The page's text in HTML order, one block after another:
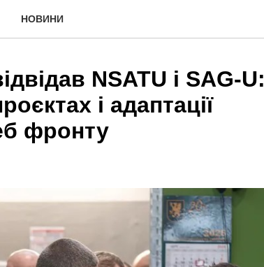
НОВИНИ
NSATU і SAG-U:
і адаптації
фронту